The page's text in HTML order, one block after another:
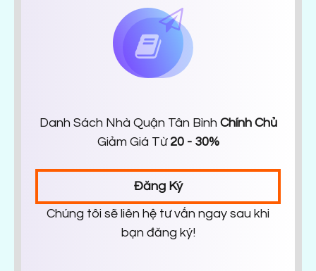
Danh Sách Nhà Quận Tân Bình Chính Chủ
Giảm Giá Từ 20 - 30%
Đăng Ký
Chúng tôi sẽ liên hệ tư vấn ngay sau khi
bạn đăng ký!